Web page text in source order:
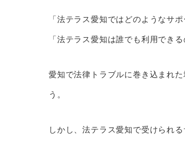
法テラス愛知とは？
同じ内容なら30分×3
弁護士費用の分割払い
「法テラス愛知ではどのようなサ
「法テラス愛知は誰でも利用できる
愛知で法律トラブルに巻き込まれ
う。
しかし、法テラス愛知で受けられ